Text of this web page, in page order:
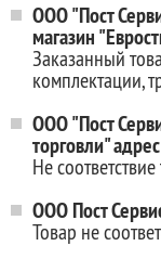
ООО "Пост
магазин
Заказанный
комплектации,
ООО "Пост
торговли"
Не
ООО Пост
Товар не